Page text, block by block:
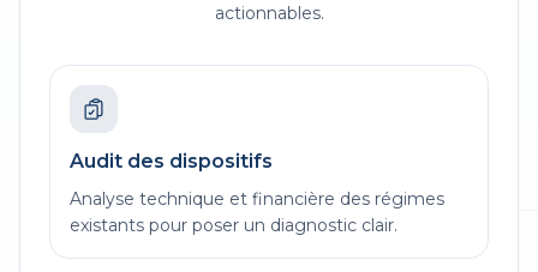
actionnables.
Audit des dispositifs
Analyse technique et financière des régimes
existants pour poser un diagnostic clair.